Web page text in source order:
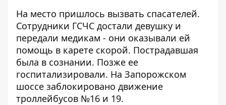
На место пришлось вызвать спасателей.
Сотрудники ГСЧС достали девушку и
передали медикам - они оказывали ей
помощь в карете скорой. Пострадавшая
была в сознании. Позже ее
госпитализировали. На Запорожском
шоссе заблокировано движение
троллейбусов №16 и 19.